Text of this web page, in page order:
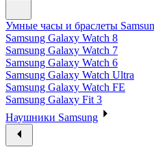
Умные часы и браслеты
Samsung Galaxy Watch 8
Samsung Galaxy Watch 7
Samsung Galaxy Watch 6
Samsung Galaxy Watch Ultra
Samsung Galaxy Watch FE
Samsung Galaxy Fit 3
Наушники Samsung